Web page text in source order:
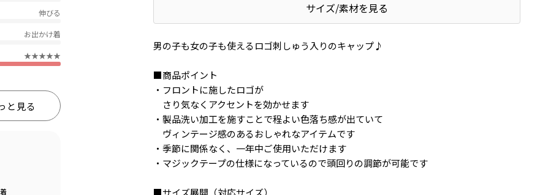
伸びる
お出かけ着
★★★★★
と見る
サイズ/素材を見る
男の子も女の子も使えるロゴ刺しゅう入りのキャップ♪
■商品ポイント
・フロントに施したロゴが
さり気なくアクセントを効かせます
・製品洗い加工を施すことで程よい色落ち感が出ていて
ヴィンテージ感のあるおしゃれなアイテムです
・季節に関係なく、一年中ご使用いただけます
・マジックテープの仕様になっているので頭回りの調節が可能です
■サイズ展開（対応サイズ）